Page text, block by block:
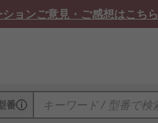
ョンご意見・ご感想はこちら
番